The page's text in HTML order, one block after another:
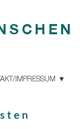
IMPRESSUM